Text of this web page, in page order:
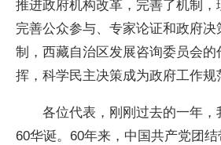
推进政府机构改革，完善了机制
完善公众参与、专家论证和政府
制，西藏自治区发展咨询委员会
挥，科学民主决策成为政府工作规
各位代表，刚刚过去的一年，
60华诞。60年来，中国共产党团